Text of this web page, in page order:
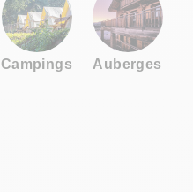
Campings Auberges